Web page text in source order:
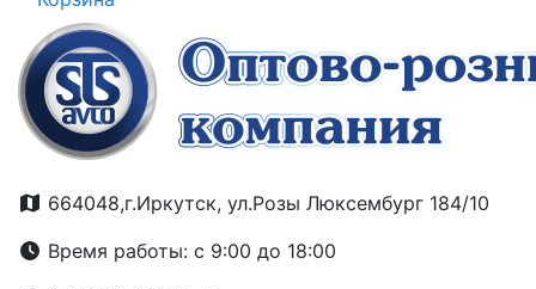
664048,г.Иркутск, ул.Розы Люксембург 184/10
Время работы: с 9:00 до 18:00